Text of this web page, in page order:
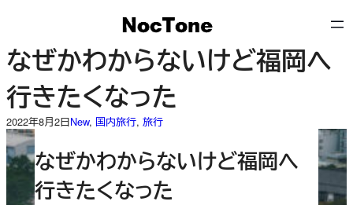
を
ス
キ
ッ
プ
なぜかわからないけど福岡へ
行きたくなった
2022年8月2日New, 国内旅行, 旅行
なぜかわからないけど福岡へ
行きたくなった